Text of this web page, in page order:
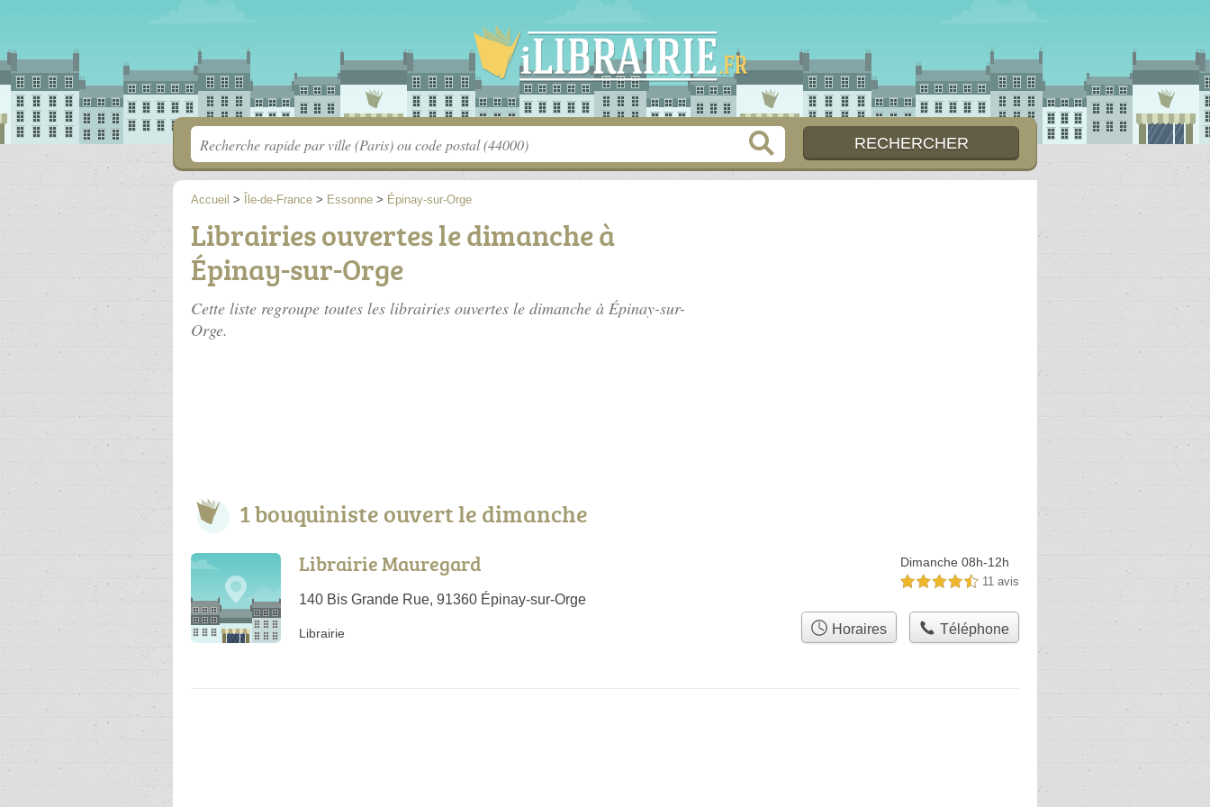
Accueil > Île-de-France > Essonne > Épinay-sur-Orge
Librairies ouvertes le dimanche à
Épinay-sur-Orge
Cette liste regroupe toutes les librairies ouvertes le dimanche à Épinay-sur-
Orge.
1 bouquiniste ouvert le dimanche
Librairie Mauregard
140 Bis Grande Rue, 91360 Épinay-sur-Orge
Dimanche 08h-12h
4,5 étoiles sur 5 11 avis
Librairie Horaires Téléphone